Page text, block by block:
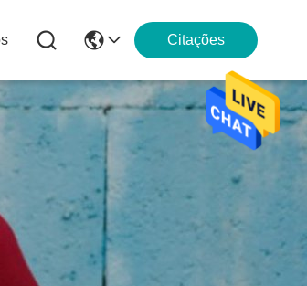
Citações